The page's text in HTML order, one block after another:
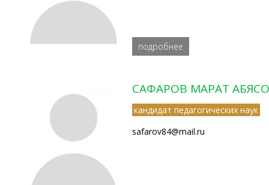
подробнее
САФАРОВ МАРАТ
кандидат педагогических наук
safarov84@mail.ru